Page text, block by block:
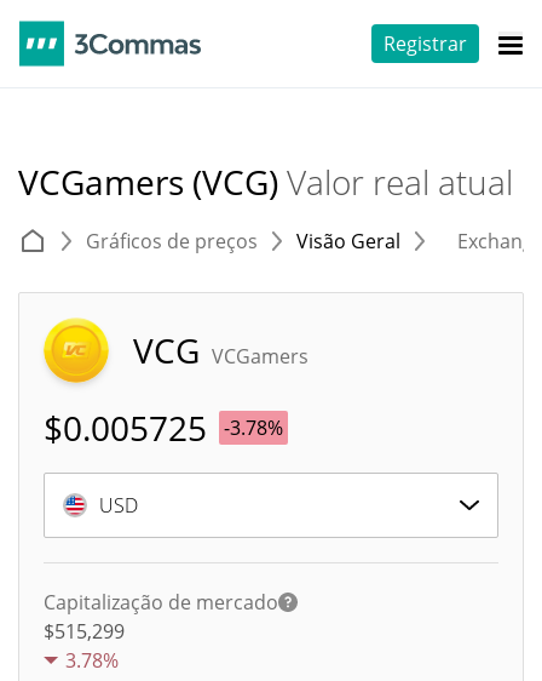
Registrar
VCGamers (VCG)Valor real atual
Gráficos de preços Visão Geral
VCG VCGamers
$0.005725 -3.78%
USD
Capitalização de mercado
$515,299
3.78%